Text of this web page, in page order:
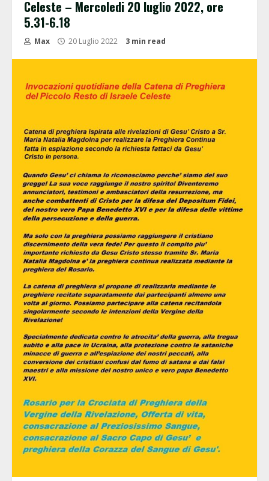
Celeste – Mercoledi 20 luglio 2022, ore
5.31-6.18
Max 20 Luglio 2022 3 min read